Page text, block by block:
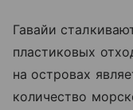
Гавайи
пластиковых
на островах
количество